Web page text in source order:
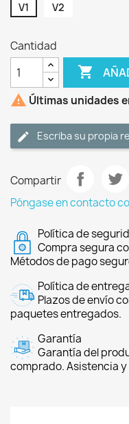
V1 V2
Cantidad

 Últimas unidades
Escriba su propia
Compartir
Póngase en contacto
Política de
Compra segura
Métodos de pago
Política de
Plazos de envío
paquetes entregados.
Garantía
Garantía del
comprado. Asistencia